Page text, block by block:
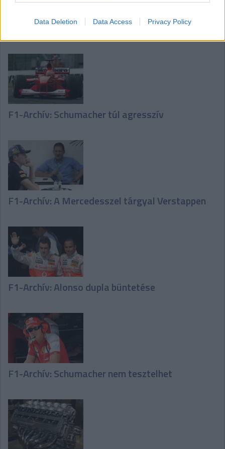
Data Deletion Data Access Privacy Policy
További cikkeink a témában
F1-Archív: Schumacher túl agresszív
F1-Archív: A Mercedesszel tárgyal Verstappen
F1-Archív: Alonso dupla büntetése
F1-Archív: Schumacher nem tesztelhet